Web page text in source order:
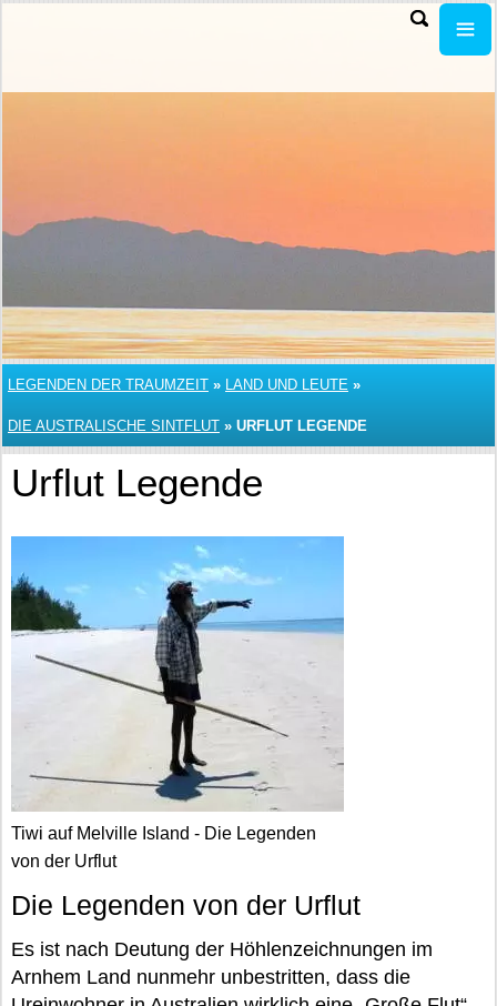
LEGENDEN DER TRAUMZEIT » LAND UND LEUTE »
DIE AUSTRALISCHE SINTFLUT » URFLUT LEGENDE
Urflut Legende
Tiwi auf Melville Island - Die Legenden
von der Urflut
Die Legenden von der Urflut
Es ist nach Deutung der Höhlenzeichnungen im
Arnhem Land nunmehr unbestritten, dass die